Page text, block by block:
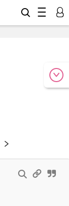
Overig
Lijf & Lijn